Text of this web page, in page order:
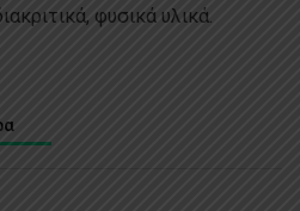
φυσικά υλικά.